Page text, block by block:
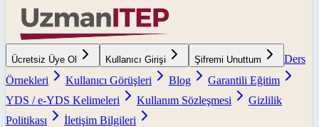
Ücretsiz Üye Ol Kullanıcı Girişi Şifremi Unuttum
Ders
Örnekleri
Kullanıcı Görüşleri Blog
Garantili Eğitim
YDS / e-YDS Kelimeleri
Kullanım Sözleşmesi
Gizlilik
Politikası
İletişim Bilgileri